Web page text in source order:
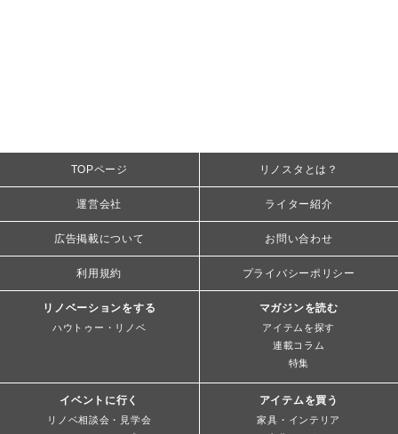
TOPページ リノスタとは？
運営会社 ライター紹介
広告掲載について お問い合わせ
利用規約 プライバシーポリシー
リノベーションをする
ハウトゥー・リノベ
マガジンを読む
アイテムを探す
連載コラム
特集
イベントに行く
リノベ相談会・見学会
アイテムを買う
家具・インテリア